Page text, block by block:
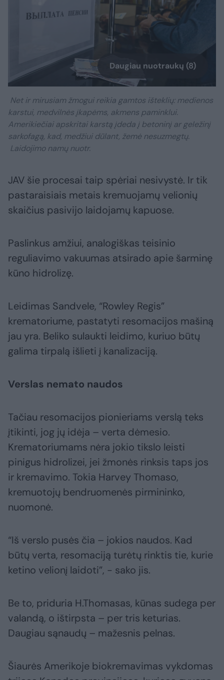
Daugiau nuotraukų (8)
Net ir mirusiam žmogui reikia gamtos išteklių: medienos
karstui, medvilnės įkapėms, akmens paminklui.
Amerikiečiai apskritai karstą įdeda į betoninį ar geležinį
sarkofagą, kad, medžiui dūlant, žemė nesuzmegtų.
Laidojimo namų nuotr.
JAV šie procesai taip spėriai nesivystė. Ir tik
pastaraisiais metais kremuojamų velionių
skaičius pasivijo laidojamų kapuose.
Paslinkus amžiui, analogiškas teisinio
reguliavimo vakuumas atsirado apie šarminę
kūno hidrolizę.
Leidimas Sandvele, “Rowley Regis”
krematoriume, pastatyti resomacijos mašiną
jau yra. Beliko sulaukti leidimo, kuriuo būtų
galima tirpalą išlieti į kanalizaciją.
Verslas nemato naudos
Tačiau resomacijos pionieriams verslą teks
įtikinti, jog jų idėja – verta dėmesio.
Krematoriumams nėra jokio tikslo leisti
pinigus hidrolizei, jei žmonės rinksis taps jos
ir kremavimo. Tokia Harvey Thomaso,
kremuotojų bendruomenės pirmininko,
nuomonė.
“Iš verslo pusės čia – jokios naudos. Kad
būtų verta, resomaciją turėtų rinktis tie, kurie
ketino velionį laidoti”, - sako jis.
Be to, priduria H.Thomasas, kūnas sudega per
valandą, o ištirpsta – per tris keturias.
Daugiau sąnaudų – mažesnis pelnas.
Šiaurės Amerikoje biokremavimas vykdomas